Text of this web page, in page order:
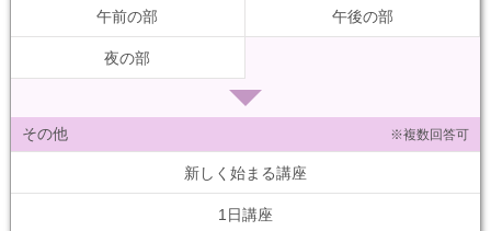
午前の部 午後の部
夜の部
その他 ※複数回答可
新しく始まる講座
1日講座